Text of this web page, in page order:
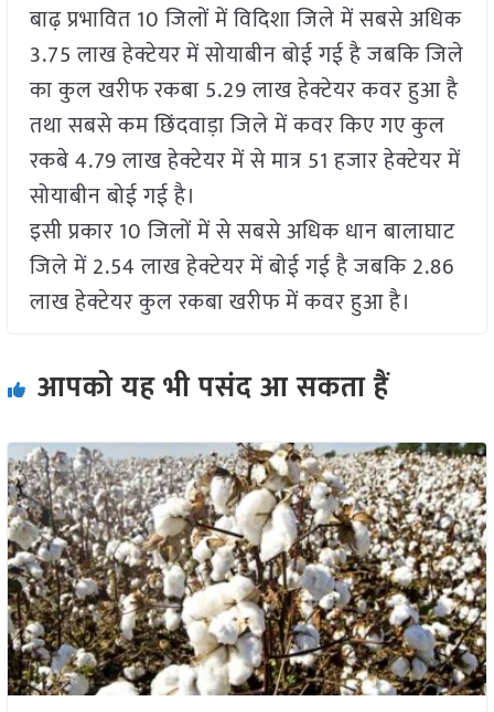
बाढ़ प्रभावित 10 जिलों में विदिशा जिले में सबसे अधिक
3.75 लाख हेक्टेयर में सोयाबीन बोई गई है जबकि जिले
का कुल खरीफ रकबा 5.29 लाख हेक्टेयर कवर हुआ है
तथा सबसे कम छिंदवाड़ा जिले में कवर किए गए कुल
रकबे 4.79 लाख हेक्टेयर में से मात्र 51 हजार हेक्टेयर में
सोयाबीन बोई गई है।
इसी प्रकार 10 जिलों में से सबसे अधिक धान बालाघाट
जिले में 2.54 लाख हेक्टेयर में बोई गई है जबकि 2.86
लाख हेक्टेयर कुल रकबा खरीफ में कवर हुआ है।
आपको यह भी पसंद आ सकता हैं